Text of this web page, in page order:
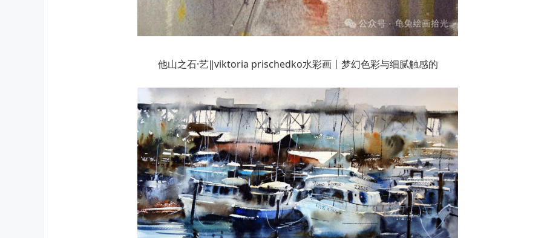
他山之石·艺‖viktoria prischedko水彩画丨梦幻色彩与细腻触感的